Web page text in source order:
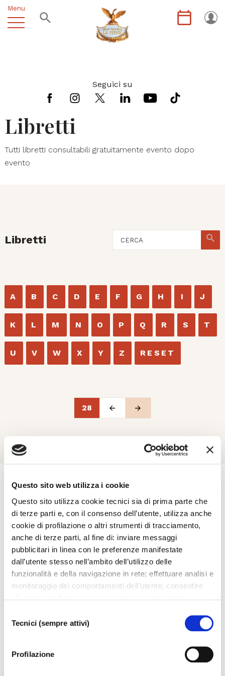
Questo sito web utilizza i cookie
Questo sito utilizza cookie tecnici sia di prima parte che
di terze parti e, con il consenso dell’utente, utilizza anche
cookie di profilazione o altri strumenti di tracciamento,
anche di terze parti, al fine di: inviare messaggi
pubblicitari in linea con le preferenze manifestate
dall’utente stesso nell’ambito dell’utilizzo delle
funzionalità e della navigazione in rete; effettuare analisi e
monitoraggio dei comportamenti dell’utente; consentire
TUTTI”, l’utente acconsente all’uso di tutti i cookie non
tecnici, inclusi quindi quelli di profilazione, analitici e
social. Il consenso è facoltativo e può essere revocato in
qualsiasi momento. Se l’utente desidera modificare le
delTecnici (sempre attivi)
Profilazione
Menu
Seguici su
Libretti
Tutti libretti consultabili gratuitamente evento dopo
evento
Libretti
A B C D E F G H I J
K L M N O P Q R S T
U V W X Y Z RESET
28
Esplora
Ti potrebbero interessare..